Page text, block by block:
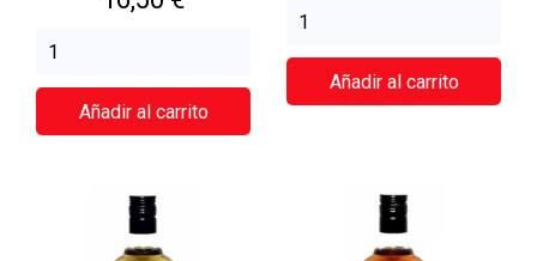
Añadir al carrito
Añadir al carrito